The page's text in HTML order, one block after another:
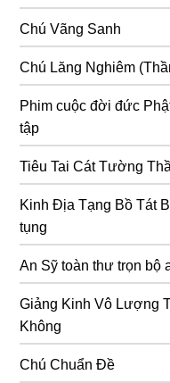
Chú Vãng Sanh
Chú Lăng Nghiêm
Phim cuộc đời đức
tập
Tiêu Tai Cát Tường
Kinh Địa Tạng Bồ Tát
tụng
An Sỹ toàn thư trọn bộ
Giảng Kinh Vô Lượng
Không
Chú Chuẩn Đề